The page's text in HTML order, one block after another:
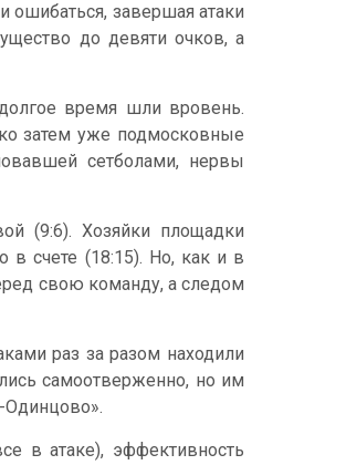
завершая атаки
до девяти очков, а
время шли вровень.
затем уже подмосковные
сетболами, нервы
(9:6). Хозяйки площадки
в счете (18:15). Но, как и в
свою команду, а следом
раз за разом находили
самоотверженно, но им
Одинцово».
в атаке), эффективность